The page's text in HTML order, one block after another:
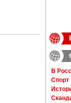
В
Спорт